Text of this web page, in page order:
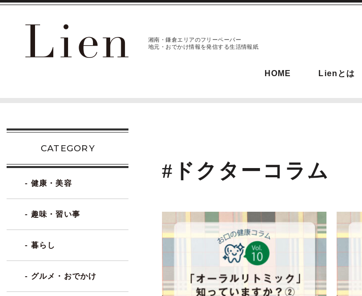
湘南・鎌倉エリアのフリーペーパー
地元・おでかけ情報を発信する生活情報紙
HOME Lienとは
CATEGORY
- 健康・美容
- 趣味・習い事
- 暮らし
- グルメ・おでかけ
#ドクターコラム